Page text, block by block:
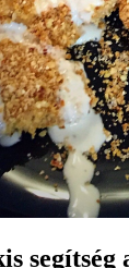
segítség